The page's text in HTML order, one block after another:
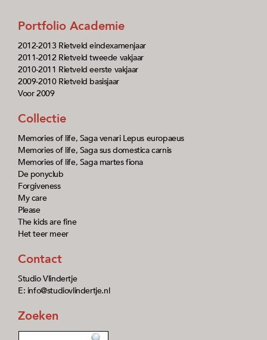
Portfolio Academie
2012-2013 Rietveld eindexamenjaar
2011-2012 Rietveld tweede vakjaar
2010-2011 Rietveld eerste vakjaar
2009-2010 Rietveld basisjaar
Voor 2009
Collectie
Memories of life, Saga venari Lepus europaeus
Memories of life, Saga sus domestica carnis
Memories of life, Saga martes fiona
De ponyclub
Forgiveness
My care
Please
The kids are fine
Het teer meer
Contact
Studio Vlindertje
E: info@studiovlindertje.nl
Zoeken